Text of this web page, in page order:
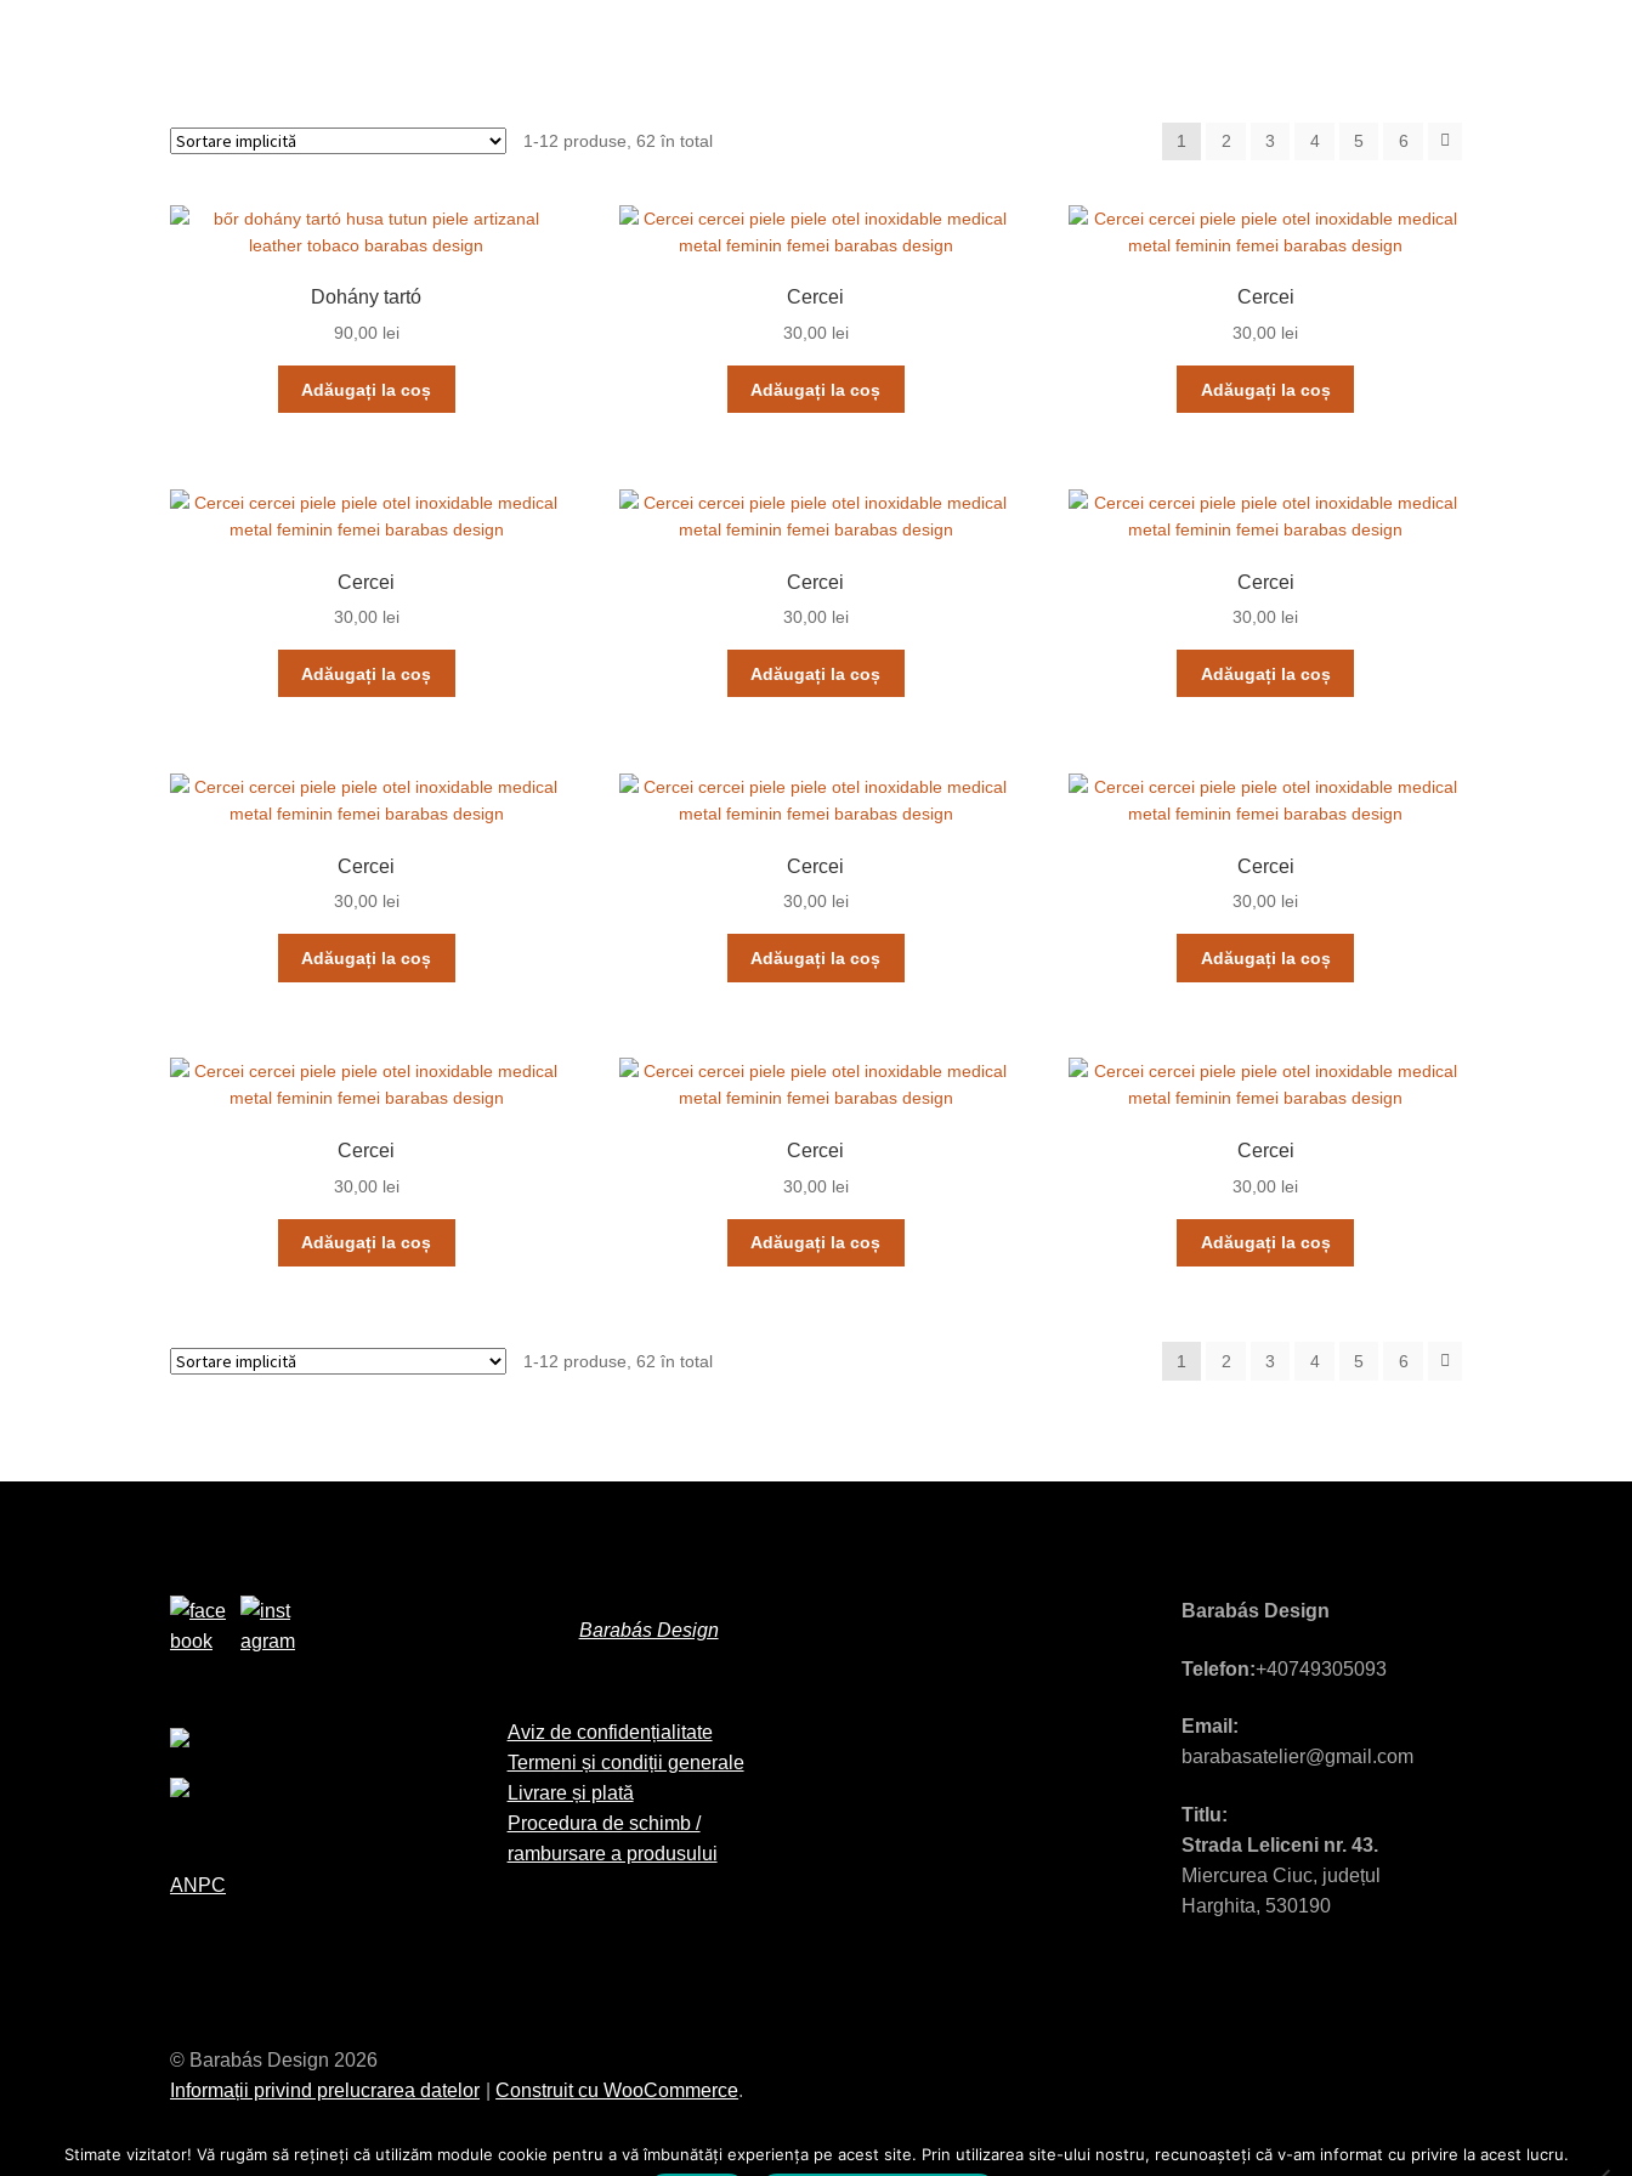
1-12 produse, 62 în total 1 2 3 4 5 6
Dohány tartó
90,00 lei
Adăugați la coș
Cercei
30,00 lei
Adăugați la coș
Cercei
30,00 lei
Adăugați la coș
Cercei
30,00 lei
Adăugați la coș
Cercei
30,00 lei
Adăugați la coș
Cercei
30,00 lei
Adăugați la coș
Cercei
30,00 lei
Adăugați la coș
Cercei
30,00 lei
Adăugați la coș
Cercei
30,00 lei
Adăugați la coș
Cercei
30,00 lei
Adăugați la coș
Cercei
30,00 lei
Adăugați la coș
Cercei
30,00 lei
Adăugați la coș
1-12 produse, 62 în total 1 2 3 4 5 6
ANPC
Barabás Design
Aviz de confidențialitate
Termeni și condiții generale
Livrare și plată
Procedura de schimb /
rambursare a produsului
Barabás Design
Telefon:+40749305093
Email:
barabasatelier@gmail.com
Titlu:
Strada Leliceni nr. 43.
Miercurea Ciuc, județul
Harghita, 530190
© Barabás Design 2026
Informații privind prelucrarea datelor
Construit cu WooCommerce.
Stimate vizitator! Vă rugăm să rețineți că utilizăm module cookie pentru a vă îmbunătăți experiența pe acest site. Prin utilizarea site-ului nostru, recunoașteți că v-am informat cu privire la acest lucru.